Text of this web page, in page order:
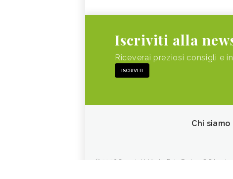
Iscriviti alla
Riceverai preziosi consigli e
ISCRIVITI
Chi siamo
© 2026 Copyright Media Data Factory S.R.L. - I